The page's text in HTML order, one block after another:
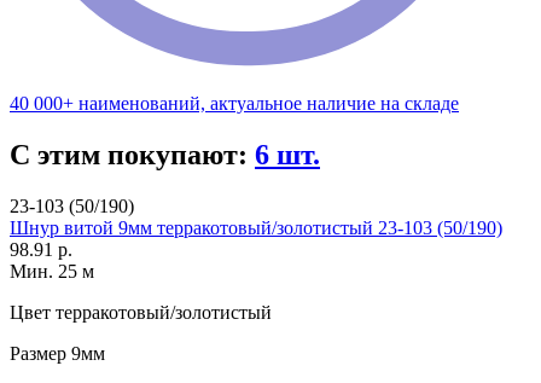
40 000+ наименований, актуальное наличие на складе
С этим покупают: 6 шт.
23-103 (50/190)
Шнур витой 9мм терракотовый/золотистый 23-103 (50/190)
98.91 р.
Мин. 25 м
Цвет терракотовый/золотистый
Размер 9мм